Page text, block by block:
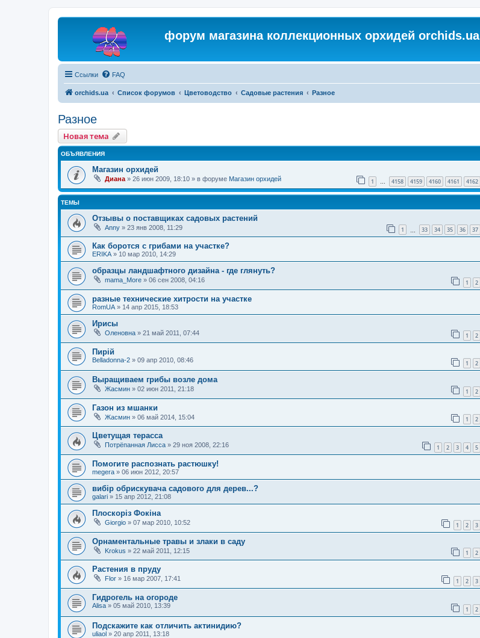
форум магазина коллекционных орхидей orchids.ua
Ссылки FAQ
orchids.ua Список форумов Цветоводство Садовые растения Разное
Разное
Новая тема
ОБЪЯВЛЕНИЯ
Магазин орхидей
Диана » 26 июн 2009, 18:10 » в форуме Магазин орхидей 1 … 4158 4159 4160 4161 4162
ТЕМЫ
Отзывы о поставщиках садовых растений
Anny » 23 янв 2008, 11:29 1 33 34 35 36 37
Как боротся с грибами на участке?
ERIKA » 10 мар 2010, 14:29
образцы ландшафтного дизайна - где глянуть?
mama_More » 06 сен 2008, 04:16 1 2
разные технические хитрости на участке
RomUA » 14 апр 2015, 18:53
Ирисы
Оленовна » 21 май 2011, 07:44 1 2
Пирій
Belladonna-2 » 09 апр 2010, 08:46 1 2
Выращиваем грибы возле дома
Жасмин » 02 июн 2011, 21:18 1 2
Газон из мшанки
Жасмин » 06 май 2014, 15:04 1 2
Цветущая терасса
Потрёпанная Лисса » 29 ноя 2008, 22:16 1 2 3 4 5
Помогите распознать растюшку!
megera » 06 июн 2012, 20:57
вибір обрискувача садового для дерев...?
galari » 15 апр 2012, 21:08
Плоскоріз Фокіна
Giorgio » 07 мар 2010, 10:52 1 2 3
Орнаментальные травы и злаки в саду
Krokus » 22 май 2011, 12:15 1 2
Растения в пруду
Flor » 16 мар 2007, 17:41 1 2 3
Гидрогель на огороде
Alisa » 05 май 2010, 13:39 1 2
Подскажите как отличить актинидию?
uliaol » 20 апр 2011, 13:18